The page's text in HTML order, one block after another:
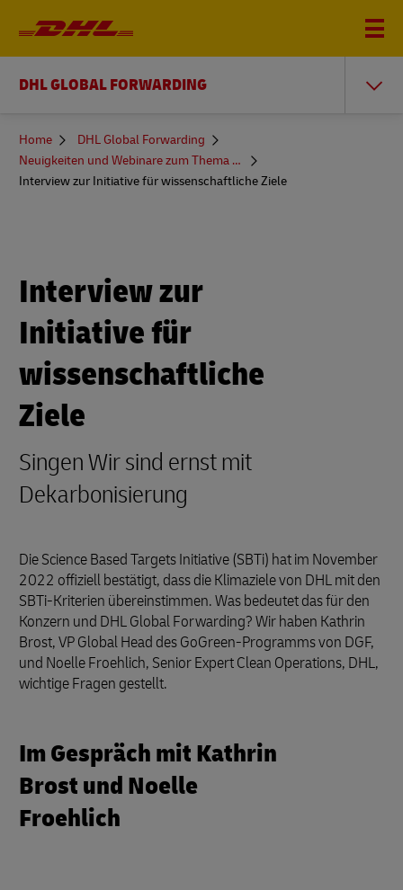
DHL GLOBAL FORWARDING
You
here
Home
DHL Global Forwarding
Neuigkeiten und Webinare zum Thema Frachtversand
Interview zur Initiative für wissenschaftliche Ziele
Interview zur
Initiative für
wissenschaftliche
Ziele
Singen Wir sind ernst mit
Dekarbonisierung
Die Science Based Targets Initiative (SBTi) hat im November
2022 offiziell bestätigt, dass die Klimaziele von DHL mit den
SBTi-Kriterien übereinstimmen. Was bedeutet das für den
Konzern und DHL Global Forwarding? Wir haben Kathrin
Brost, VP Global Head des GoGreen-Programms von DGF,
und Noelle Froehlich, Senior Expert Clean Operations, DHL,
wichtige Fragen gestellt.
Im Gespräch mit Kathrin
Brost und Noelle
Froehlich